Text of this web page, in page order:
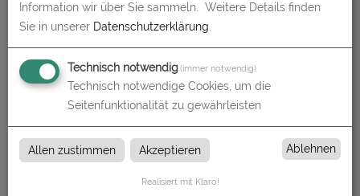
Butlerfinish (Aluverbundplatte gebürstet)
Butlerfinish
Butlerfinish bei Beffori in Uetze und Hannover
Information wir über Sie sammeln.
Weitere Details finden
Sie in unserer Datenschutzerklärung
Technisch notwendig(immer notwendig)
Technisch notwendige Cookies, um die
Seitenfunktionalität zu gewährleisten
Allen zustimmen Akzeptieren Ablehnen
Realisiert mit Klaro!